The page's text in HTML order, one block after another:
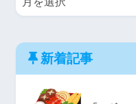
新着記事